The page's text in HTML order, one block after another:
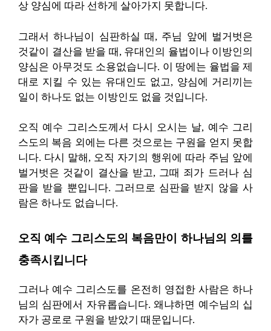
상 양심에 따라 선하게 살아가지 못합니다.
그래서 하나님이 심판하실 때, 주님 앞에 벌거벗은
것같이 결산을 받을 때, 유대인의 율법이나 이방인의
양심은 아무것도 소용없습니다. 이 땅에는 율법을 제
대로 지킬 수 있는 유대인도 없고, 양심에 거리끼는
일이 하나도 없는 이방인도 없을 것입니다.
오직 예수 그리스도께서 다시 오시는 날, 예수 그리
스도의 복음 외에는 다른 것으로는 구원을 얻지 못합
니다. 다시 말해, 오직 자기의 행위에 따라 주님 앞에
벌거벗은 것같이 결산을 받고, 그때 죄가 드러나 심
판을 받을 뿐입니다. 그러므로 심판을 받지 않을 사
람은 하나도 없습니다.
오직 예수 그리스도의 복음만이 하나님의 의를
충족시킵니다
그러나 예수 그리스도를 온전히 영접한 사람은 하나
님의 심판에서 자유롭습니다. 왜냐하면 예수님의 십
자가 공로로 구원을 받았기 때문입니다.